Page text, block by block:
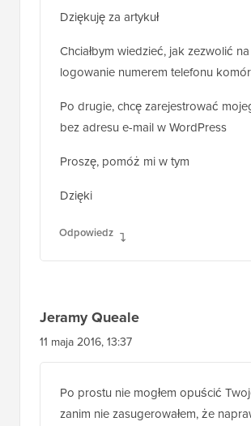
25 maja 2016, 20:50
Dziękuję za artykuł
logowanie numerem telefonu
bez adresu e-mail w WordPress
Proszę, pomóż mi w tym
Dzięki
Jeramy Queale
11 maja 2016, 13:37